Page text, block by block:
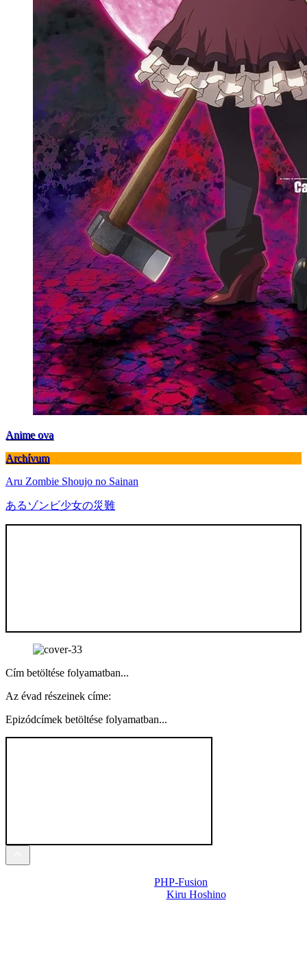
Anime ova
Archívum
Aru Zombie Shoujo no Sainan
あるゾンビ少女の災難
Cím betöltése folyamatban...
Az évad részeinek címe:
Epizódcímek betöltése folyamatban...
PHP-Fusion
Kiru Hoshino